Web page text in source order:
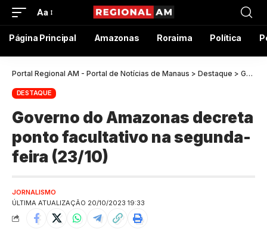
Aa
Página Principal Amazonas Roraima Política
Portal Regional AM - Portal de Notícias de Manaus > Destaque > Governo do Amazonas decreta ponto facultativo na segunda-feira (23/10)
DESTAQUE
Governo do Amazonas decreta
ponto facultativo na segunda-
feira (23/10)
ÚLTIMA ATUALIZAÇÃO 20/10/2023 19:33
JORNALISMO